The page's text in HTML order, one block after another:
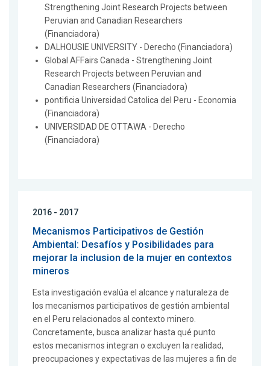
Strengthening Joint Research Projects between
Peruvian and Canadian Researchers
(Financiadora)
DALHOUSIE UNIVERSITY - Derecho (Financiadora)
Global AFFairs Canada - Strengthening Joint
Research Projects between Peruvian and
Canadian Researchers (Financiadora)
pontificia Universidad Catolica del Peru - Economia
(Financiadora)
UNIVERSIDAD DE OTTAWA - Derecho
(Financiadora)
2016 - 2017
Mecanismos Participativos de Gestión
Ambiental: Desafíos y Posibilidades para
mejorar la inclusion de la mujer en contextos
mineros
Esta investigación evalúa el alcance y naturaleza de
los mecanismos participativos de gestión ambiental
en el Peru relacionados al contexto minero.
Concretamente, busca analizar hasta qué punto
estos mecanismos integran o excluyen la realidad,
preocupaciones y expectativas de las mujeres a fin de